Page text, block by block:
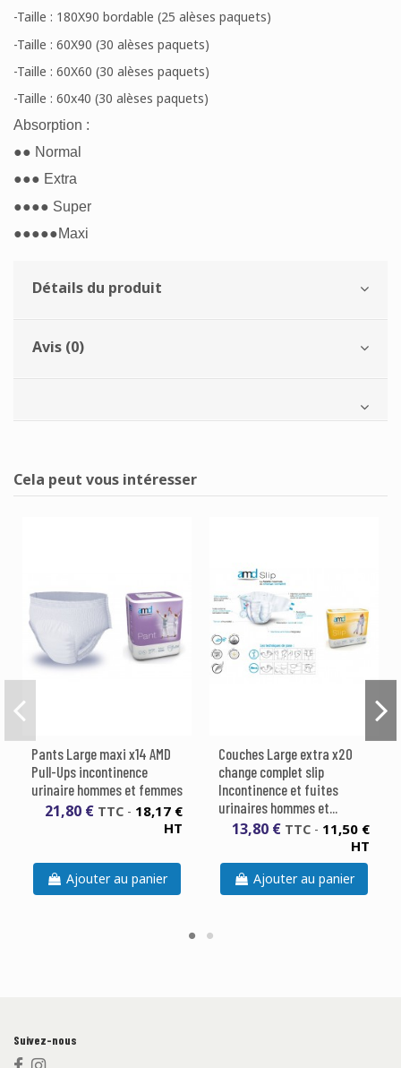
-Taille : 180X90 bordable (25 alèses paquets)
-Taille : 60X90 (30 alèses paquets)
-Taille : 60X60 (30 alèses paquets)
-Taille : 60x40 (30 alèses paquets)
Absorption :
●● Normal
●●● Extra
●●●● Super
●●●●●Maxi
Détails du produit
Avis (0)
Cela peut vous intéresser
Pants Large maxi x14 AMD
Pull-Ups incontinence
urinaire hommes et femmes
21,80 € TTC - 18,17 €
HT
Ajouter au panier
Couches Large extra x20
change complet slip
Incontinence et fuites
urinaires hommes et...
13,80 € TTC - 11,50 €
HT
Ajouter au panier
Suivez-nous